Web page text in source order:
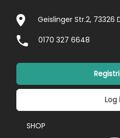
Geislinger Str.2, 73326
0170 327 6648
Log
SHOP